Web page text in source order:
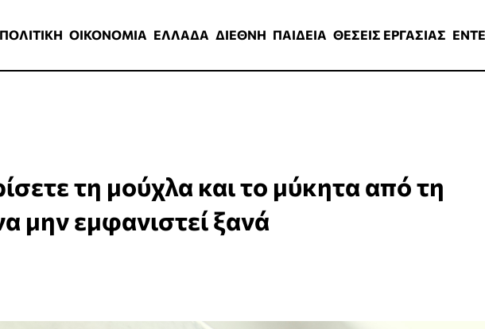
ΠΟΛΙΤΙΚΗ ΟΙΚΟΝΟΜΙΑ ΕΛΛΑΔΑ ΔΙΕΘΝΗ ΠΑΙΔΕΙΑ ΘΕΣΕΙΣ ΕΡΓΑΣΙΑΣ
τη μούχλα και το μύκητα από τη
μην εμφανιστεί ξανά